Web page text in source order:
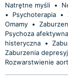
Natrętne myśli •
•
Psychoterapia •
Omamy •
Psychoza afektywna
histeryczna •
Zaburzenia
Rozwarstwienie